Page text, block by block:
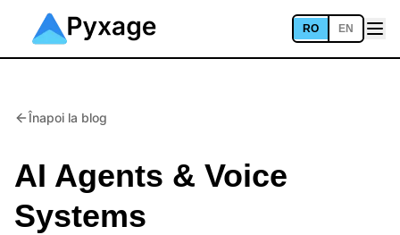
RO EN
Înapoi la blog
AI Agents & Voice
Systems